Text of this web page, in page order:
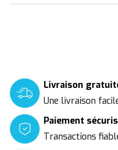
Livraison
Une livraison
Paiement
Transactions